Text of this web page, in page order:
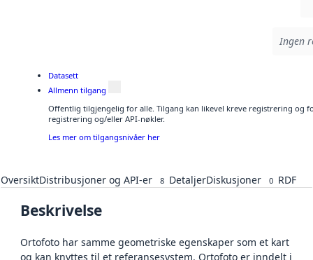
Ingen
Datasett
Allmenn tilgang
Offentlig tilgjengelig for alle. Tilgang kan likevel kreve registrering og
registrering og/eller API-nøkler.
Les mer om tilgangsnivåer her
OversiktDistribusjoner og API-er 8 DetaljerDiskusjoner 0 RDF
Beskrivelse
Ortofoto har samme geometriske egenskaper som et kart
og kan knyttes til et referansesystem. Ortofoto er inndelt i